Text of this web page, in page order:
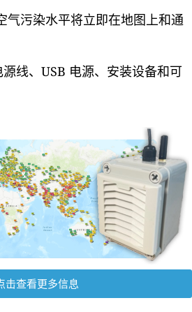
气污染水平将立即在地图上和通
线、USB 电源、安装设备和可
击查看更多信息